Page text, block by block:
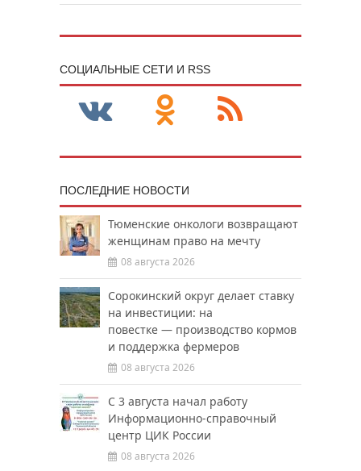
CОЦИАЛЬНЫЕ СЕТИ И RSS
ПОСЛЕДНИЕ НОВОСТИ
Тюменские онкологи возвращают
женщинам право на мечту
08 августа 2026
Сорокинский округ делает ставку
на инвестиции: на
повестке — производство кормов
и поддержка фермеров
08 августа 2026
С 3 августа начал работу
Информационно-справочный
центр ЦИК России
08 августа 2026